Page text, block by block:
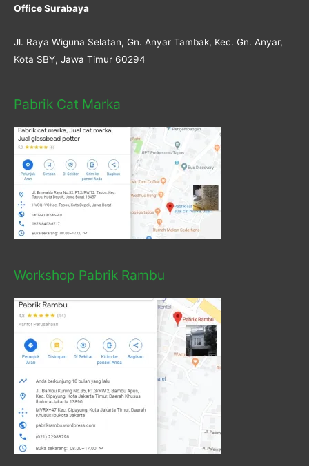
Office Surabaya
Jl. Raya Wiguna Selatan, Gn. Anyar Tambak, Kec. Gn. Anyar,
Kota SBY, Jawa Timur 60294
Pabrik Cat Marka
Workshop Pabrik Rambu